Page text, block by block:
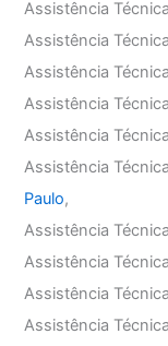
Assistência
Assistência
Assistência
Assistência
Assistência
Assistência
Paulo,
Assistência
Assistência
Assistência
Assistência